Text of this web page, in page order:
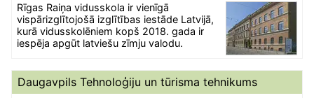
Rīgas Raiņa vidusskola ir vienīgā
vispārizglītojošā izglītības iestāde Latvijā,
kurā vidusskolēniem kopš 2018. gada ir
iespēja apgūt latviešu zīmju valodu.
Daugavpils Tehnoloģiju un tūrisma tehnikums